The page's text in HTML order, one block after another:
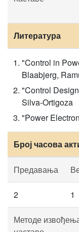
Литература
"Control in
Blaabjerg,
"Control
Silva-Ortigoza
"Power
Број часова
Предавања
2 1
Методе